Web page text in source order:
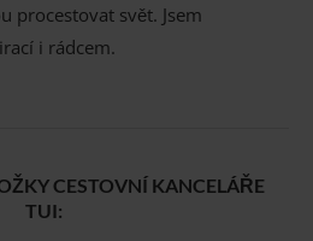
procestovat svět. Jsem
i rádcem.
CESTOVNÍ KANCELÁŘE
TUI: